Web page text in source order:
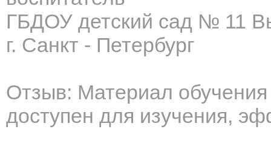
ГБДОУ детский сад № 11
г. Санкт - Петербург
Отзыв: Материал
доступен для изучения,